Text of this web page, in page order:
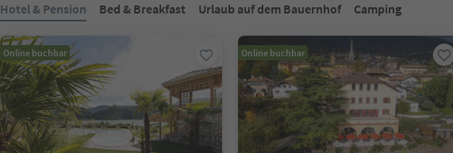
Hotel & Pension Bed & Breakfast Urlaub auf dem Bauernhof Camping
Online buchbar Online buchbar